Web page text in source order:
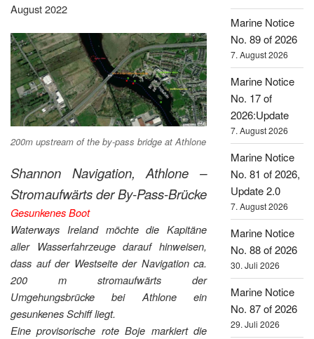
August 2022
200m upstream of the by-pass bridge at Athlone
Shannon Navigation, Athlone –
Stromaufwärts der By-Pass-Brücke
Gesunkenes Boot
Waterways Ireland möchte die Kapitäne
aller Wasserfahrzeuge darauf hinweisen,
dass auf der Westseite der Navigation ca.
200 m stromaufwärts der
Umgehungsbrücke bei Athlone ein
gesunkenes Schiff liegt.
Eine provisorische rote Boje markiert die
Marine Notice
No. 89 of 2026
7. August 2026
Marine Notice
No. 17 of
2026:Update
7. August 2026
Marine Notice
No. 81 of 2026,
Update 2.0
7. August 2026
Marine Notice
No. 88 of 2026
30. Juli 2026
Marine Notice
No. 87 of 2026
29. Juli 2026